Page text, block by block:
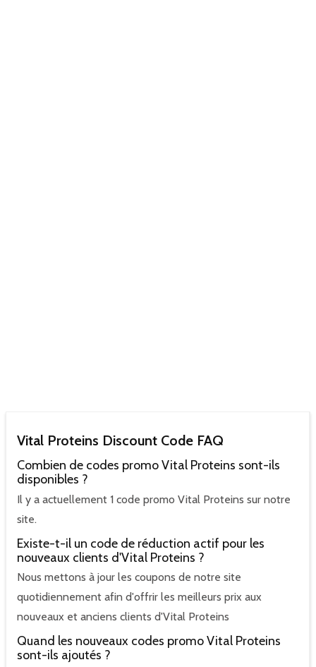
Vital Proteins Discount Code FAQ
Combien de codes promo Vital Proteins sont-ils
disponibles ?
Il y a actuellement 1 code promo Vital Proteins sur notre
site.
Existe-t-il un code de réduction actif pour les
nouveaux clients d'Vital Proteins ?
Nous mettons à jour les coupons de notre site
quotidiennement afin d'offrir les meilleurs prix aux
nouveaux et anciens clients d'Vital Proteins
Quand les nouveaux codes promo Vital Proteins
sont-ils ajoutés ?